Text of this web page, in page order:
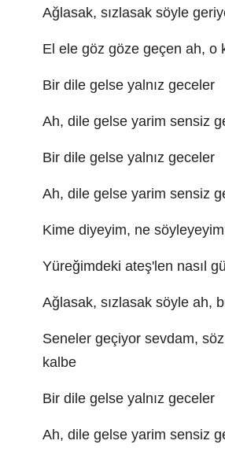
Ağlasak, sızlasak söyle
El ele göz göze geçen ah, o
Bir dile gelse yalnız geceler
Ah, dile gelse yarim sensiz
Bir dile gelse yalnız geceler
Ah, dile gelse yarim sensiz
Kime diyeyim, ne
Yüreğimdeki ateş'len nasıl
Ağlasak, sızlasak söyle ah,
Seneler geçiyor sevdam,
kalbe
Bir dile gelse yalnız geceler
Ah, dile gelse yarim sensiz